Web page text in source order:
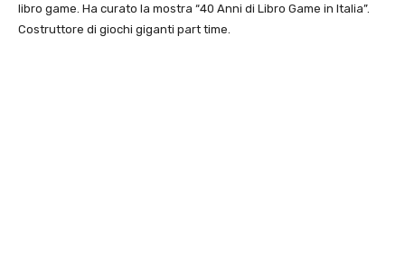
libro game. Ha curato la mostra “40 Anni di Libro Game in Italia”.
Costruttore di giochi giganti part time.